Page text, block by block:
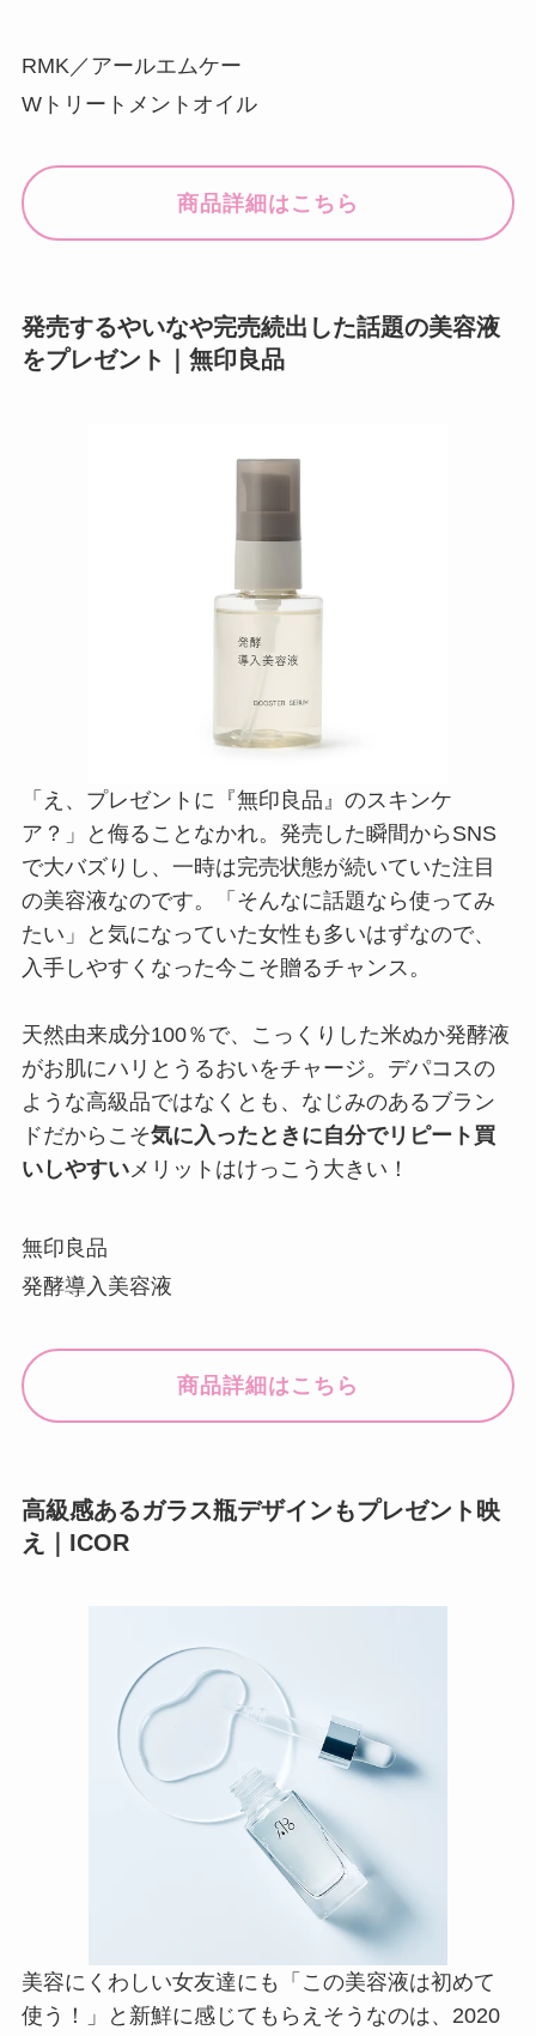
RMK／アールエムケー
Wトリートメントオイル
商品詳細はこちら
発売するやいなや完売続出した話題の美容液
をプレゼント｜無印良品
「え、プレゼントに『無印良品』のスキンケ
ア？」と侮ることなかれ。発売した瞬間からSNS
で大バズりし、一時は完売状態が続いていた注目
の美容液なのです。「そんなに話題なら使ってみ
たい」と気になっていた女性も多いはずなので、
入手しやすくなった今こそ贈るチャンス。
天然由来成分100％で、こっくりした米ぬか発酵液
がお肌にハリとうるおいをチャージ。デパコスの
ような高級品ではなくとも、なじみのあるブラン
ドだからこそ気に入ったときに自分でリピート買
いしやすいメリットはけっこう大きい！
無印良品
発酵導入美容液
商品詳細はこちら
高級感あるガラス瓶デザインもプレゼント映
え｜ICOR
美容にくわしい女友達にも「この美容液は初めて
使う！」と新鮮に感じてもらえそうなのは、2020